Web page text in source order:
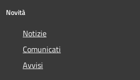
Novità
Notizie
Comunicati
Avvisi